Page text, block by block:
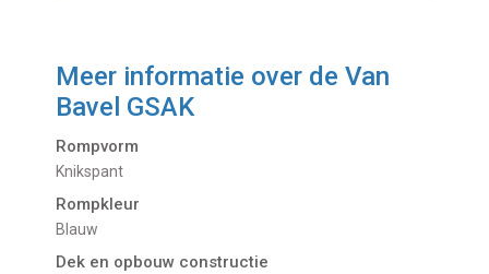
Meer informatie over deVan
Bavel GSAK
Rompvorm
Knikspant
Rompkleur
Blauw
Dek en opbouw constructie